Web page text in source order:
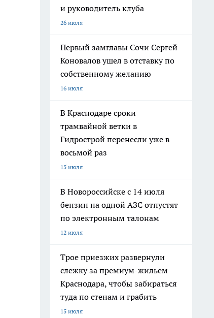
и руководитель клуба
26 июля
Первый замглавы Сочи Сергей
Коновалов ушел в отставку по
собственному желанию
16 июля
В Краснодаре сроки
трамвайной ветки в
Гидрострой перенесли уже в
восьмой раз
15 июля
В Новороссийске с 14 июля
бензин на одной АЗС отпустят
по электронным талонам
12 июля
Трое приезжих развернули
слежку за премиум-жильем
Краснодара, чтобы забираться
туда по стенам и грабить
15 июля